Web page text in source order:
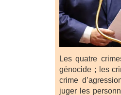
Les quatre
génocide ; les
crime
juger les